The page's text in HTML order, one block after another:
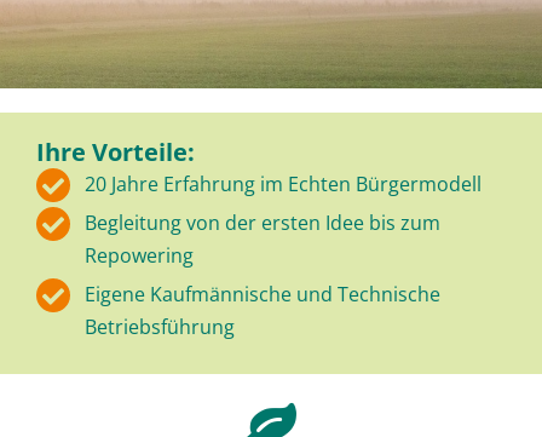
Ihre Vorteile:
20 Jahre Erfahrung im Echten Bürgermodell
Begleitung von der ersten Idee bis zum
Repowering
Eigene Kaufmännische und Technische
Betriebsführung